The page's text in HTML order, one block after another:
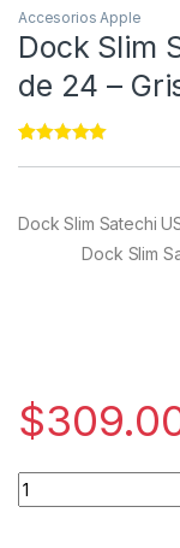
Accesorios Apple
Dock Slim
de 24 –
ratings
Dock Slim Satechi
Dock Slim
$